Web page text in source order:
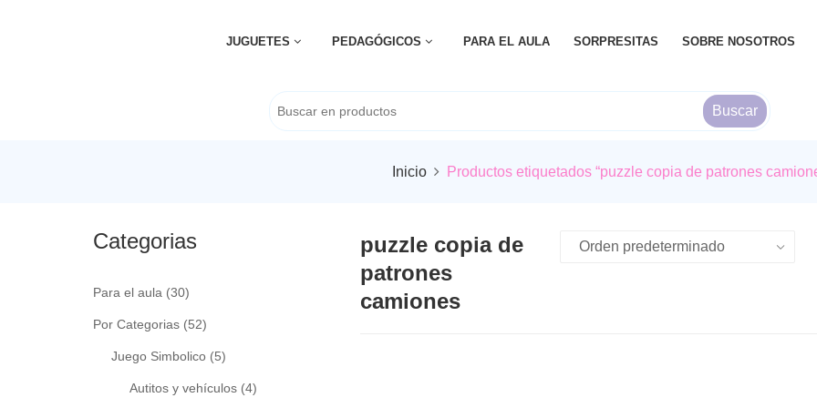
JUGUETES PEDAGÓGICOS PARA EL AULA SORPRESITAS SOBRE NOSOTROS
Buscar
Inicio Productos etiquetados “puzzle copia de patrones
Categorias
Para el aula (30)
Por Categorias (52)
Juego Simbolico (5)
Autitos y vehículos (4)
puzzle copia de
patrones
camiones